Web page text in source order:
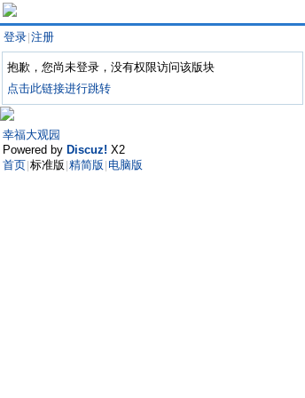
登录 注册
抱歉，您尚未登录，没有权限访问该版块
点击此链接进行跳转
幸福大观园
Powered by Discuz! X2
首页 标准版 精简版 电脑版